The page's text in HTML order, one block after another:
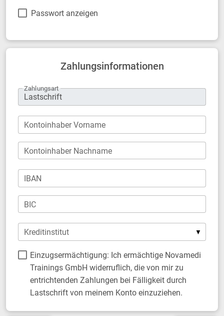
Passwort anzeigen
Zahlungsinformationen
Zahlungsart
Kontoinhaber Vorname
Kontoinhaber Nachname
IBAN
BIC
Kreditinstitut
Einzugsermächtigung: Ich ermächtige Novamedi
Trainings GmbH widerruflich, die von mir zu
entrichtenden Zahlungen bei Fälligkeit durch
Lastschrift von meinem Konto einzuziehen.